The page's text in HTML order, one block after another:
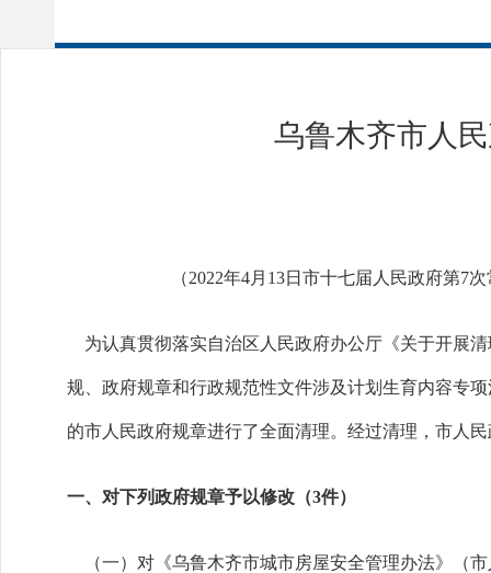
乌鲁木齐市人
（2022年4月13日市十七届人民政府第7
为认真贯彻落实自治区人民政府办公厅《关于开展
规、政府规章和行政规范性文件涉及计划生育内容专
的市人民政府规章进行了全面清理。经过清理，市人
一、对下列政府规章予以修改（3件）
（一）对《乌鲁木齐市城市房屋安全管理办法》（